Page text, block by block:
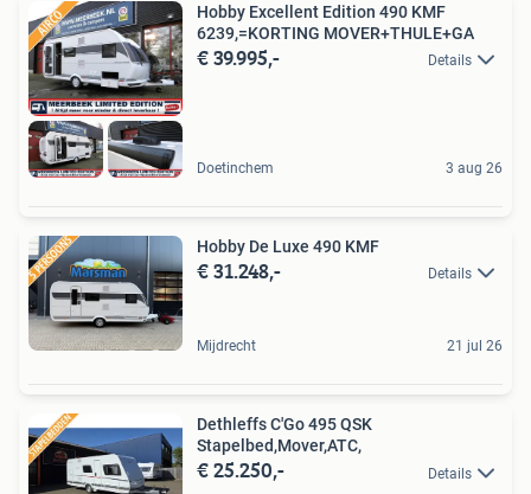
Hobby Excellent Edition 490 KMF
6239,=KORTING MOVER+THULE+GA
€ 39.995,- Details
Doetinchem 3 aug 26
Hobby De Luxe 490 KMF
€ 31.248,- Details
Mijdrecht 21 jul 26
Dethleffs C'Go 495 QSK
Stapelbed,Mover,ATC,
€ 25.250,- Details